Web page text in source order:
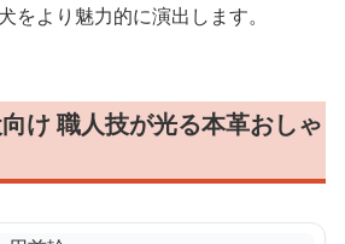
をより魅力的に演出します。
け 職人技が光る本革おしゃ